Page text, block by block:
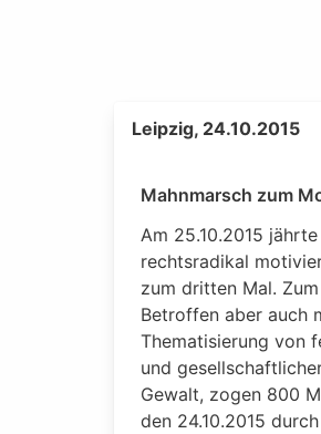
Leipzig, 24.10.2015
Mahnmarsch zum
Am 25.10.2015
rechtsradikal
zum dritten Mal.
Betroffen aber auch
Thematisierung von
und
Gewalt, zogen 800
den 24.10.2015